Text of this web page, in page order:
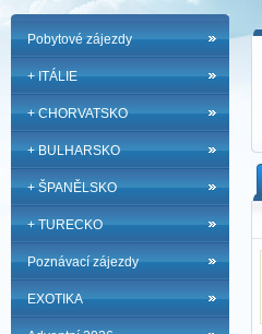
Pobytové zájezdy
+ ITÁLIE
+ CHORVATSKO
+ BULHARSKO
+ ŠPANĚLSKO
+ TURECKO
Poznávací zájezdy
EXOTIKA